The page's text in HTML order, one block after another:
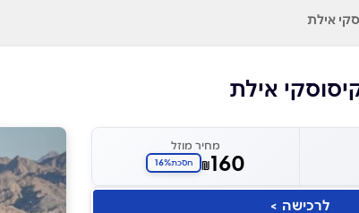
אילת
אילת
מחיר מוזל
₪160 חסכת16%
לרכישה >